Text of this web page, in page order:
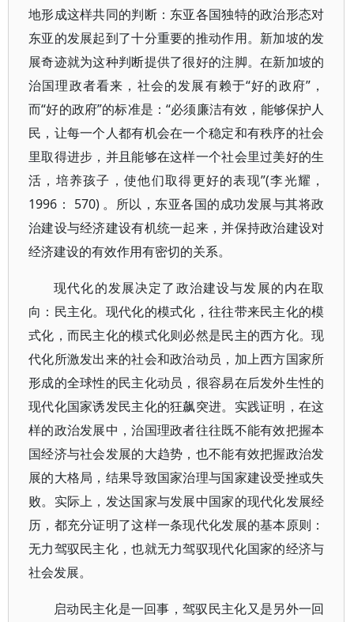
地形成这样共同的判断：东亚各国独特的政治形态对
东亚的发展起到了十分重要的推动作用。新加坡的发
展奇迹就为这种判断提供了很好的注脚。在新加坡的
治国理政者看来，社会的发展有赖于“好的政府”，
而“好的政府”的标准是：“必须廉洁有效，能够保护人
民，让每一个人都有机会在一个稳定和有秩序的社会
里取得进步，并且能够在这样一个社会里过美好的生
活，培养孩子，使他们取得更好的表现”(李光耀，
1996： 570) 。所以，东亚各国的成功发展与其将政
治建设与经济建设有机统一起来，并保持政治建设对
经济建设的有效作用有密切的关系。
现代化的发展决定了政治建设与发展的内在取
向：民主化。现代化的模式化，往往带来民主化的模
式化，而民主化的模式化则必然是民主的西方化。现
代化所激发出来的社会和政治动员，加上西方国家所
形成的全球性的民主化动员，很容易在后发外生性的
现代化国家诱发民主化的狂飙突进。实践证明，在这
样的政治发展中，治国理政者往往既不能有效把握本
国经济与社会发展的大趋势，也不能有效把握政治发
展的大格局，结果导致国家治理与国家建设受挫或失
败。实际上，发达国家与发展中国家的现代化发展经
历，都充分证明了这样一条现代化发展的基本原则：
无力驾驭民主化，也就无力驾驭现代化国家的经济与
社会发展。
启动民主化是一回事，驾驭民主化又是另外一回